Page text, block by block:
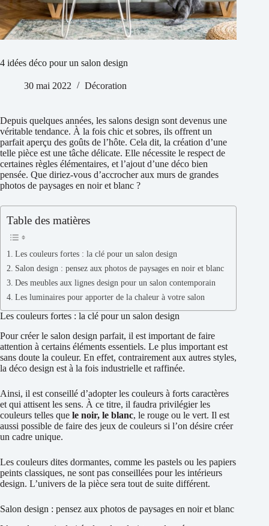
4 idées déco pour un salon design
30 mai 2022 Décoration
Depuis quelques années, les salons design sont devenus une
véritable tendance. À la fois chic et sobres, ils offrent un
parfait aperçu des goûts de l’hôte. Cela dit, la création d’une
telle pièce est une tâche délicate. Elle nécessite le respect de
certaines règles élémentaires, et l’ajout d’une déco bien
pensée. Que diriez-vous d’accrocher aux murs de grandes
photos de paysages en noir et blanc ?
Table des matières
Les couleurs fortes : la clé pour un salon design
Salon design : pensez aux photos de paysages en noir et blanc
Des meubles aux lignes design pour un salon contemporain
Les luminaires pour apporter de la chaleur à votre salon
Les couleurs fortes : la clé pour un salon design
Pour créer le salon design parfait, il est important de faire
attention à certains éléments essentiels. Le plus important est
sans doute la couleur. En effet, contrairement aux autres styles,
la déco design est à la fois industrielle et raffinée.
Ainsi, il est conseillé d’adopter les couleurs à forts caractères
et qui attisent les sens. À ce titre, il faudra privilégier les
couleurs telles que le noir, le blanc, le rouge ou le vert. Il est
aussi possible de faire des jeux de couleurs si l’on désire créer
un cadre unique.
Les couleurs dites dormantes, comme les pastels ou les papiers
peints classiques, ne sont pas conseillées pour les intérieurs
design. L’univers de la pièce sera tout de suite différent.
Salon design : pensez aux photos de paysages en noir et blanc